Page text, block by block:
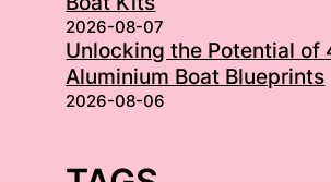
2026-08-07
Unlocking the Potential of
Aluminium Boat Blueprints
2026-08-06